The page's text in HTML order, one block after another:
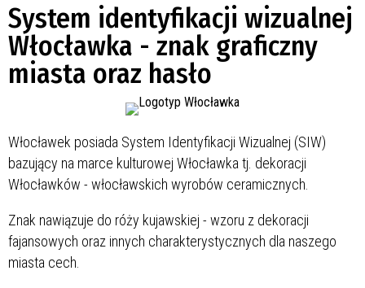
System identyfikacji wizualnej
Włocławka - znak graficzny
miasta oraz hasło
Włocławek posiada System Identyfikacji Wizualnej (SIW)
bazujący na marce kulturowej Włocławka tj. dekoracji
Włocławków - włocławskich wyrobów ceramicznych.
Znak nawiązuje do róży kujawskiej - wzoru z dekoracji
fajansowych oraz innych charakterystycznych dla naszego
miasta cech.